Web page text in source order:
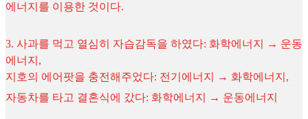
에너지를 이용한 것이다.
3. 사과를 먹고 열심히 자습감독을 하였다: 화학에너지 → 운동
에너지,
지호의 에어팟을 충전해주었다: 전기에너지 → 화학에너지,
자동차를 타고 결혼식에 갔다: 화학에너지 → 운동에너지